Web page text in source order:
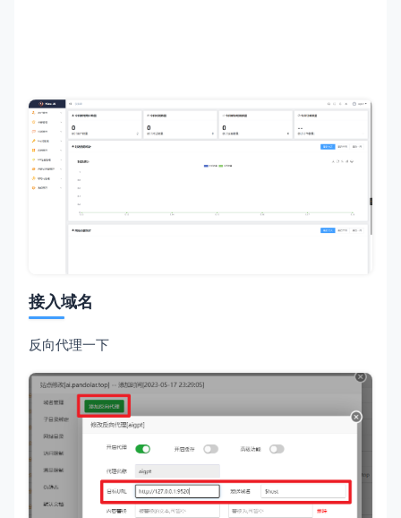
接入域名
反向代理一下